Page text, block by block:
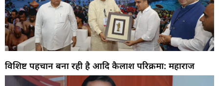
विशिष्ट पहचान बना रही है आदि कैलाश परिक्रमा: महाराज